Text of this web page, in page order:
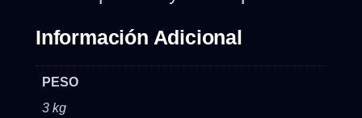
Información Adicional
PESO
3 kg